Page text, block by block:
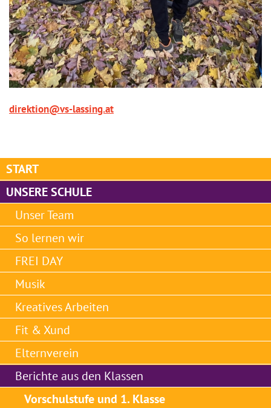
direktion@vs-lassing.at
START
UNSERE SCHULE
Unser Team
So lernen wir
FREI DAY
Musik
Kreatives Arbeiten
Fit & Xund
Elternverein
Berichte aus den Klassen
Vorschulstufe und 1. Klasse